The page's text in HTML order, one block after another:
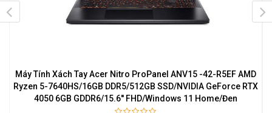
Máy Tính Xách Tay Acer Nitro ProPanel ANV15 -42-R5EF AMD
Ryzen 5-7640HS/16GB DDR5/512GB SSD/NVIDIA GeForce RTX
4050 6GB GDDR6/15.6'' FHD/Windows 11 Home/Đen